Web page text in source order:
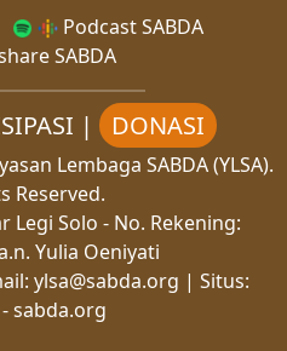
Podcast SABDA
SABDA
| DONASI
Lembaga SABDA (YLSA).
Reserved.
Legi Solo - No. Rekening:
Yulia Oeniyati
ylsa@sabda.org | Situs:
-sabda.org